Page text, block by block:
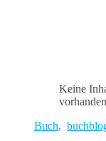
Keine
Buch,